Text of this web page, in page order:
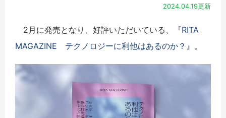
2024.04.19更新
2月に発売となり、好評いただいている、
『RITA
MAGAZINE テクノロジーに利他はあるのか？』 。